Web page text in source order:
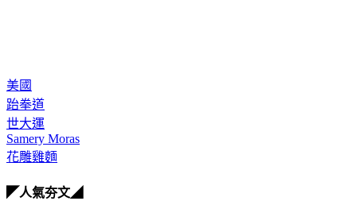
美國
跆拳道
世大運
Samery Moras
花雕雞麵
◤人氣夯文◢